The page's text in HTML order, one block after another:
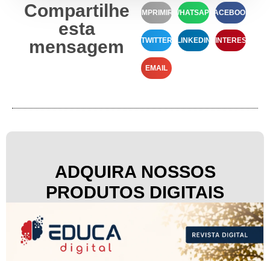
Compartilhe
esta
mensagem
IMPRIMIR WHATSAPP FACEBOOK
TWITTER LINKEDIN PINTEREST
EMAIL
ADQUIRA NOSSOS
PRODUTOS DIGITAIS